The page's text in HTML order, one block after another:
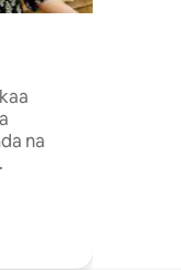
na